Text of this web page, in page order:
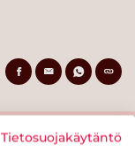
Tietosuojakäytäntö